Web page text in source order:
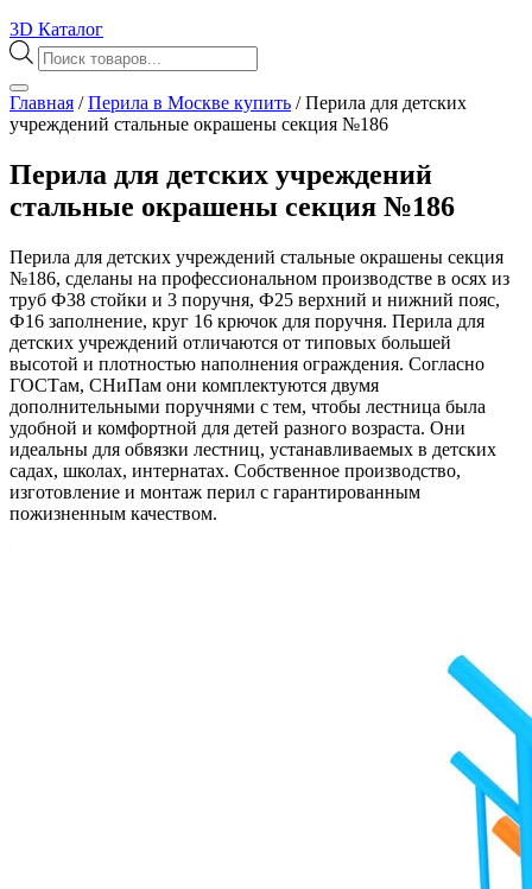
3D Каталог
Поиск
товаров
Главная /Перила в Москве купить /Перила для детских
учреждений стальные окрашены секция №186
Перила для детских учреждений
стальные окрашены секция №186
Перила для детских учреждений стальные окрашены секция
№186, сделаны на профессиональном производстве в осях из
труб Ф38 стойки и 3 поручня, Ф25 верхний и нижний пояс,
Ф16 заполнение, круг 16 крючок для поручня. Перила для
детских учреждений отличаются от типовых большей
высотой и плотностью наполнения ограждения. Согласно
ГОСТам, СНиПам они комплектуются двумя
дополнительными поручнями с тем, чтобы лестница была
удобной и комфортной для детей разного возраста. Они
идеальны для обвязки лестниц, устанавливаемых в детских
садах, школах, интернатах. Собственное производство,
изготовление и монтаж перил с гарантированным
пожизненным качеством.